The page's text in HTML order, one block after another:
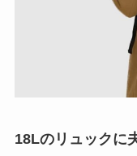
18Lのリュックに